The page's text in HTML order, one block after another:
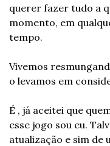
querer fazer tudo a
momento, em
tempo.
Vivemos
o levamos em
É , já aceitei que
esse jogo sou eu.
atualização e sim de